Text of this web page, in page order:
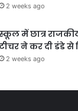
2 weeks ago
में छात्र
ने कर दी डंडे से
2 weeks ago